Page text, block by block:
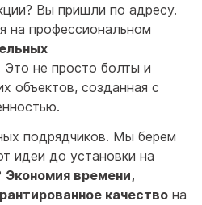
Вы пришли по адресу.
на профессиональном
Это не просто болты и
объектов, созданная с
подрядчиков. Мы берем
идеи до установки на
Экономия времени,
качество на